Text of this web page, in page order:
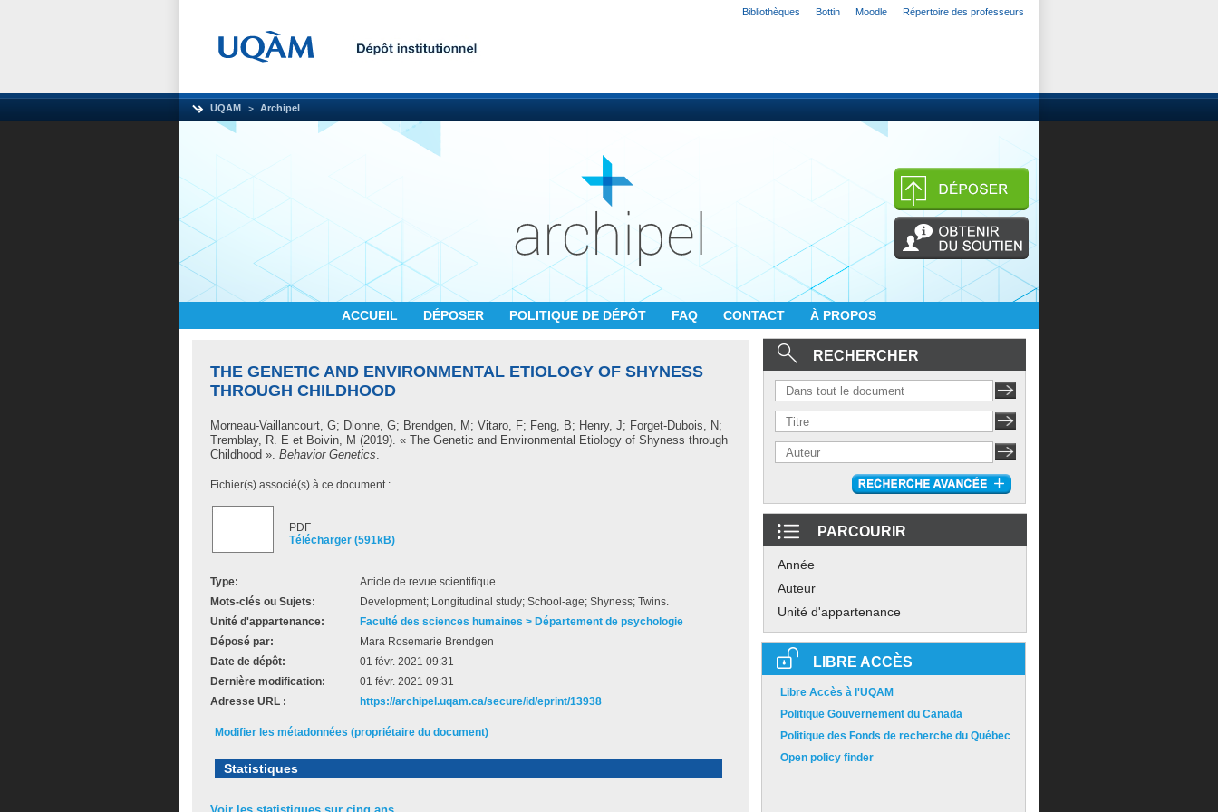
Bibliothèques Bottin Moodle Répertoire des professeurs
UQAM Archipel
ACCUEIL DÉPOSER POLITIQUE DE DÉPÔT FAQ CONTACT À PROPOS
THE GENETIC AND ENVIRONMENTAL ETIOLOGY OF SHYNESS
THROUGH CHILDHOOD
Morneau-Vaillancourt, G; Dionne, G; Brendgen, M ; Vitaro, F; Feng, B; Henry, J; Forget-Dubois, N;
Tremblay, R. E et Boivin, M (2019). « The Genetic and Environmental Etiology of Shyness through
Childhood ». Behavior Genetics.
Fichier(s) associé(s) à ce document :
PDF
Télécharger (591kB)
Type:
Article de revue scientifique
Mots-clés ou Sujets:
Development; Longitudinal study; School-age; Shyness; Twins.
Unité d'appartenance:
Faculté des sciences humaines > Département de psychologie
Déposé par:
Mara Rosemarie Brendgen
Date de dépôt:
01 févr. 2021 09:31
Dernière modification:
01 févr. 2021 09:31
Adresse URL :
https://archipel.uqam.ca/secure/id/eprint/13938
Modifier les métadonnées (propriétaire du document)
Statistiques
RECHERCHER
PARCOURIR
Année
Auteur
Unité d'appartenance
LIBRE ACCÈS
Libre Accès à l'UQAM
Politique Gouvernement du Canada
Politique des Fonds de recherche du Québec
Open policy finder